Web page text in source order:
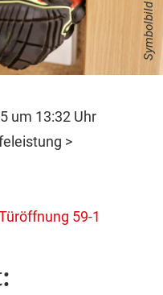
Symbolbild
um 13:32 Uhr
>
59-1